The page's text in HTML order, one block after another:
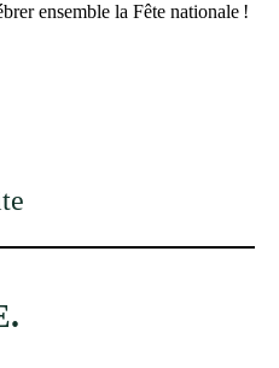
ensemble la Fête nationale !